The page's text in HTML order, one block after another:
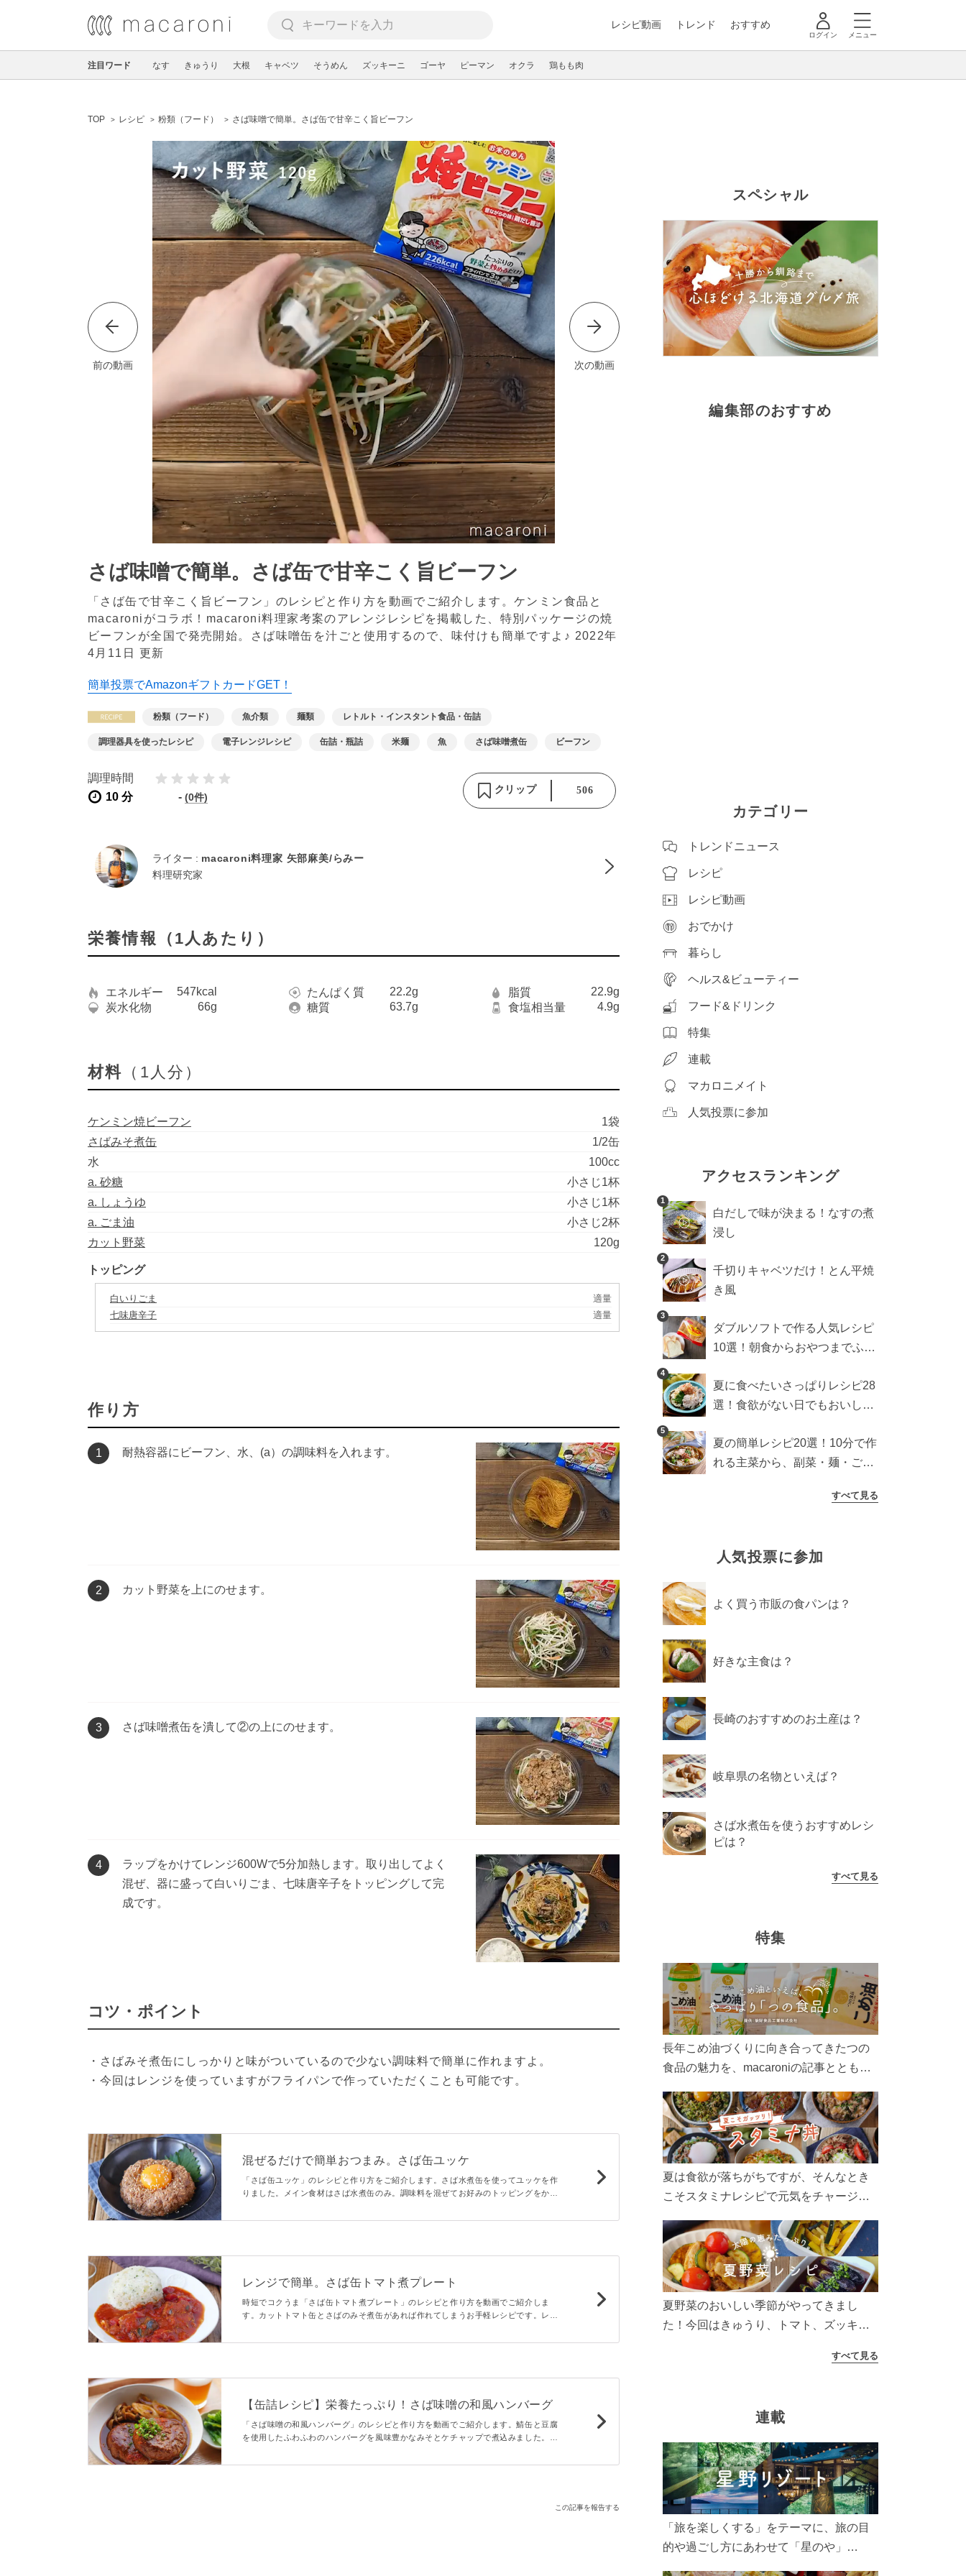
レシピ動画 トレンド おすすめ
ログイン メニュー
注目ワード なす きゅうり 大根 キャベツ そうめん ズッキーニ ゴーヤ ピーマン オクラ 鶏もも肉
TOP レシピ 粉類（フード） さば味噌で簡単。さば缶で甘辛こく旨ビーフン
前の動画 次の動画
さば味噌で簡単。さば缶で甘辛こく旨ビーフン
「さば缶で甘辛こく旨ビーフン」のレシピと作り方を動画でご紹介します。ケンミン食品と
macaroniがコラボ！macaroni料理家考案のアレンジレシピを掲載した、特別パッケージの焼
ビーフンが全国で発売開始。さば味噌缶を汁ごと使用するので、味付けも簡単ですよ♪ 2022年
4月11日 更新
簡単投票でAmazonギフトカードGET！
粉類（フード） 魚介類 麺類 レトルト・インスタント食品・缶詰
調理器具を使ったレシピ 電子レンジレシピ 缶詰・瓶詰 米麺 魚 さば味噌煮缶 ビーフン
調理時間
10 分
- (0件)
クリップ 506
ライター : macaroni料理家 矢部麻美/らみー
料理研究家
栄養情報（1人あたり）
エネルギー 547kcal たんぱく質 22.2g 脂質
22.9g
炭水化物
66g 糖質 63.7g 食塩相当量 4.9g
材料 （1人分）
ケンミン焼ビーフン
1袋
さばみそ煮缶
1/2缶
水
100cc
a. 砂糖
小さじ1杯
a. しょうゆ
小さじ1杯
a. ごま油
小さじ2杯
カット野菜
120g
トッピング
白いりごま
適量
七味唐辛子
適量
作り方
1 耐熱容器にビーフン、水、(a）の調味料を入れます。
2 カット野菜を上にのせます。
3 さば味噌煮缶を潰して②の上にのせます。
4
ラップをかけてレンジ600Wで5分加熱します。取り出してよく
混ぜ、器に盛って白いりごま、七味唐辛子をトッピングして完
成です。
コツ・ポイント
・さばみそ煮缶にしっかりと味がついているので少ない調味料で簡単に作れますよ。
・今回はレンジを使っていますがフライパンで作っていただくことも可能です。
混ぜるだけで簡単おつまみ。さば缶ユッケ
「さば缶ユッケ」のレシピと作り方をご紹介します。さば水煮缶を使ってユッケを作
りました。メイン食材はさば水煮缶のみ。調味料を混ぜてお好みのトッピングをかけ
飯もすすむひと品ですよ。
レンジで簡単。さば缶トマト煮プレート
時短でコクうま「さば缶トマト煮プレート」のレシピと作り方を動画でご紹介しま
す。カットトマト缶とさばのみそ煮缶があれば作れてしまうお手軽レシピです。レン
【缶詰レシピ】栄養たっぷり！さば味噌の和風ハンバーグ
「さば味噌の和風ハンバーグ」のレシピと作り方を動画でご紹介します。鯖缶と豆腐
を使用したふわふわのハンバーグを風味豊かなみそとケチャップで煮込みました。グ
この記事を報告する
スペシャル
編集部のおすすめ
カテゴリー
トレンドニュース
レシピ
レシピ動画
おでかけ
暮らし
ヘルス&ビューティー
フード&ドリンク
特集
連載
マカロニメイト
人気投票に参加
アクセスランキング
1
白だしで味が決まる！なすの煮
浸し
2
千切りキャベツだけ！とん平焼
き風
3
ダブルソフトで作る人気レシピ
10選！朝食からおやつまでふん
4
夏に食べたいさっぱりレシピ28
選！食欲がない日でもおいしい
5
夏の簡単レシピ20選！10分で作
れる主菜から、副菜・麺・ごは
すべて見る
人気投票に参加
よく買う市販の食パンは？
好きな主食は？
長崎のおすすめのお土産は？
岐阜県の名物といえば？
さば水煮缶を使うおすすめレシ
ピは？
すべて見る
特集
長年こめ油づくりに向き合ってきたつの
食品の魅力を、macaroniの記事とともに
ん、製造現場や品質へのこだわりまで。
こめ油をもっと好きになるコンテンツを
ぜひお楽しみください。
夏は食欲が落ちがちですが、そんなとき
こそスタミナレシピで元気をチャージ！
リ食べて、夏バテを吹き飛ばしましょ
う！
夏野菜のおいしい季節がやってきまし
た！今回はきゅうり、トマト、ズッキー
太陽の光をたっぷりあびた夏野菜は栄養
すべて見る
連載
「旅を楽しくする」をテーマに、旅の目
的や過ごし方にあわせて「星のや」